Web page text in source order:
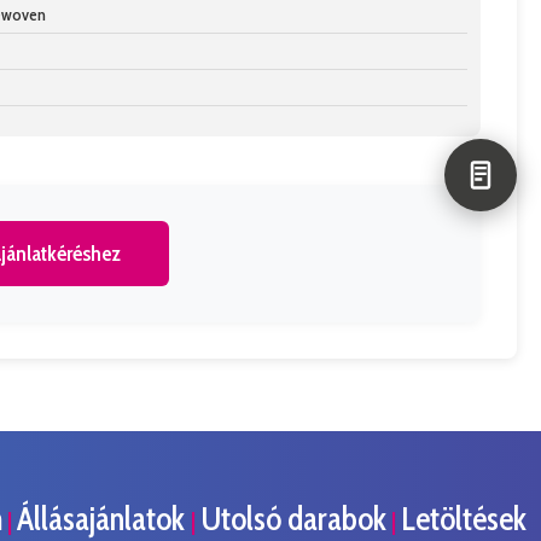
| Állásajánlatok | Utolsó darabok | Letöltések